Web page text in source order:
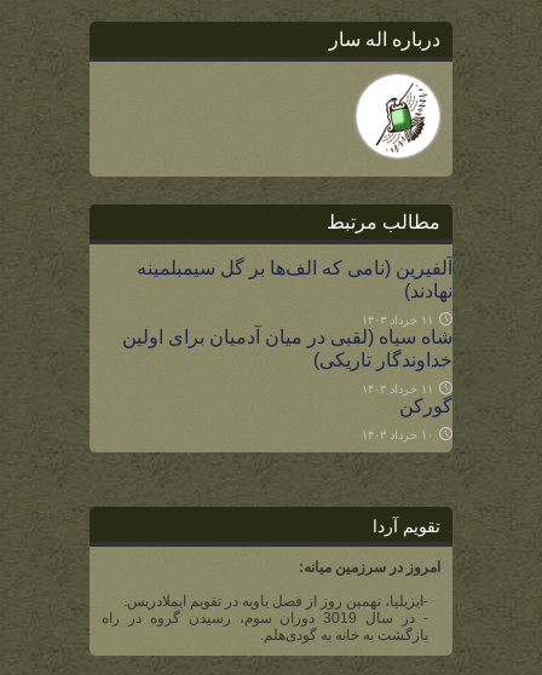
درباره اله سار
مطالب مرتبط
آلفیرین (نامی که الف‌ها بر گل سیمبلمینه
نهادند)
۱۱ خرداد ۱۴۰۳
شاه سیاه (لقبی در میان آدمیان برای اولین
خداوندگار تاریکی)
۱۱ خرداد ۱۴۰۳
گورکن
۱۰ خرداد ۱۴۰۳
تقویم آردا
امروز در سرزمین میانه:
-ایزیلیا، نهمین روز از فصل یاویه در تقویم ایملادریس.
- در سال 3019 دوران سوم، رسیدن گروه در راه
بازگشت به خانه به گودی‌هلم.